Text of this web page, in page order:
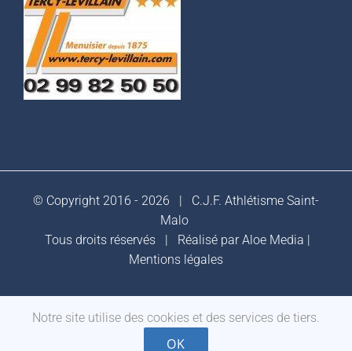
© Copyright 2016 - 2026 | C.J.F. Athlétisme Saint-
Malo
Tous droits réservés | Réalisé parAloe Media
Mentions légales
Facebook
Notre site utilise des cookies et des services de tiers.
OK